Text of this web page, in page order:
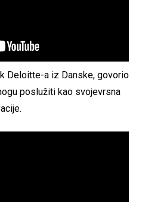
Deloitte-a iz Danske, govorio
poslužiti kao svojevrsna